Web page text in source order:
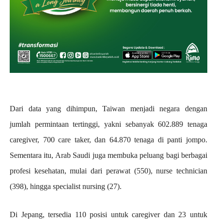
Dari data yang dihimpun, Taiwan menjadi negara dengan
jumlah permintaan tertinggi, yakni sebanyak 602.889 tenaga
caregiver, 700 care taker, dan 64.870 tenaga di panti jompo.
Sementara itu, Arab Saudi juga membuka peluang bagi berbagai
profesi kesehatan, mulai dari perawat (550), nurse technician
(398), hingga specialist nursing (27).
Di Jepang, tersedia 110 posisi untuk caregiver dan 23 untuk